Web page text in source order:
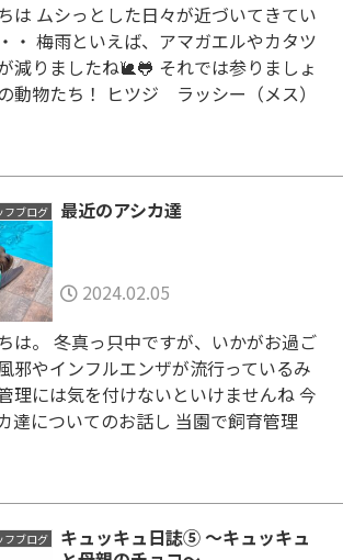
は ムシっとした日々が近づいてきてい
・ 梅雨といえば、アマガエルやカタツ
減りましたね🐌🐸 それでは参りましょ
動物たち！ ヒツジ ラッシー（メス）
フブログ 最近のアシカ達
2024.02.05
は。 冬真っ只中ですが、いかがお過ご
邪やインフルエンザが流行っているみ
理には気を付けないといけませんね 今
達についてのお話し 当園で飼育管理
フブログ
キュッキュ日誌⑤ 〜キュッキュ